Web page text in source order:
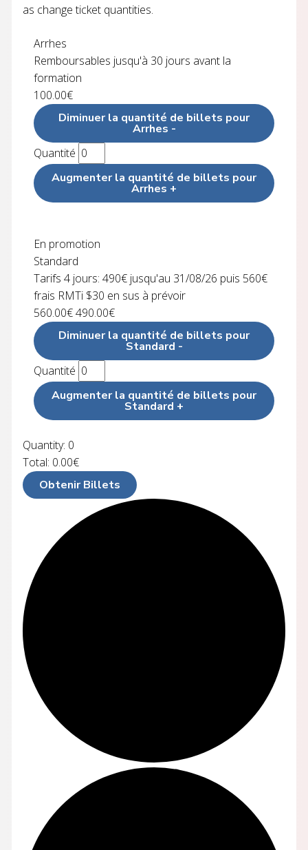
as change ticket quantities.
Arrhes
Remboursables jusqu'à 30 jours avant la
formation
100.00€
Diminuer la quantité de billets pour
Arrhes -
Quantité
Augmenter la quantité de billets pour
Arrhes +
En promotion
Standard
Tarifs 4 jours: 490€ jusqu'au 31/08/26 puis 560€
frais RMTi $30 en sus à prévoir
560.00€490.00€
Diminuer la quantité de billets pour
Standard -
Quantité
Augmenter la quantité de billets pour
Standard +
Quantity: 0
Total: 0.00€
Obtenir Billets